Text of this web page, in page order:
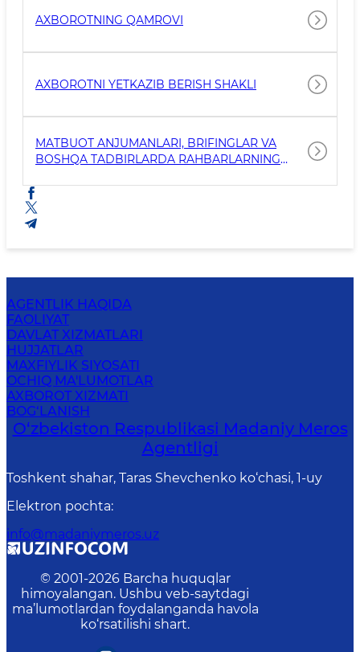
AXBOROTNING QAMROVI
AXBOROTNI YETKAZIB BERISH SHAKLI
MATBUOT ANJUMANLARI, BRIFINGLAR VA
BOSHQA TADBIRLARDA RAHBARLARNING
AGENTLIK HAQIDA
FAOLIYAT
DAVLAT XIZMATLARI
HUJJATLAR
MAXFIYLIK SIYOSATI
OCHIQ MA'LUMOTLAR
AXBOROT XIZMATI
BOG‘LANISH
O‘zbekiston Respublikasi Madaniy Meros
Agentligi
Toshkent shahar, Taras Shevchenko ko‘chasi, 1-uy
Elektron pochta:
info@madaniymeros.uz
© 2001-2026 Barcha huquqlar
himoyalangan. Ushbu veb-saytdagi
ma’lumotlardan foydalanganda havola
ko‘rsatilishi shart.